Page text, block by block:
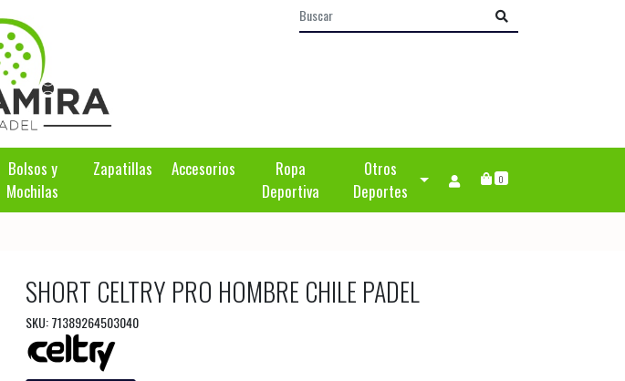
Bolsos y
Mochilas
Zapatillas Accesorios
Ropa
Deportiva
Otros
Deportes
0
SHORT CELTRY PRO HOMBRE CHILE PADEL
SKU: 71389264503040